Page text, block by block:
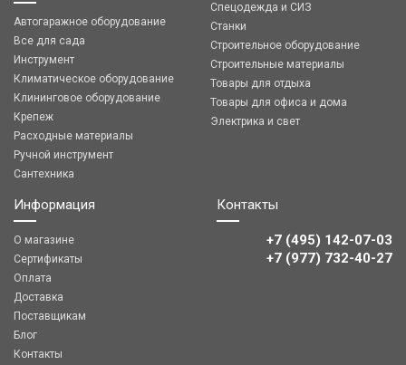
Автогаражное оборудование
Все для сада
Инструмент
Климатическое оборудование
Клининговое оборудование
Крепеж
Расходные материалы
Ручной инструмент
Сантехника
Спецодежда и СИЗ
Станки
Строительное оборудование
Строительные материалы
Товары для отдыха
Товары для офиса и дома
Электрика и свет
Информация
О магазине
Сертификаты
Оплата
Доставка
Поставщикам
Блог
Контакты
Контакты
+7 (495) 142-07-03
‎‎+7 (977) 732-40-27